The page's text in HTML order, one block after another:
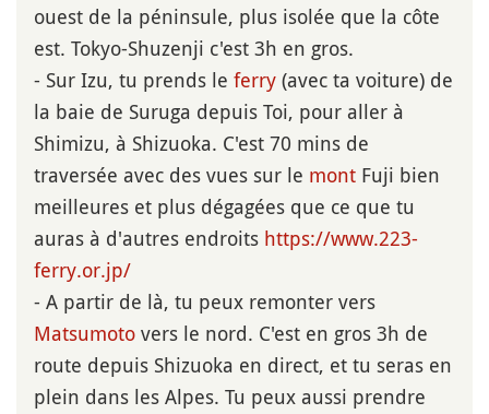
ouest de la péninsule, plus isolée que la côte
est. Tokyo-Shuzenji c'est 3h en gros.
- Sur Izu, tu prends le ferry (avec ta voiture) de
la baie de Suruga depuis Toi, pour aller à
Shimizu, à Shizuoka. C'est 70 mins de
traversée avec des vues sur le mont Fuji bien
meilleures et plus dégagées que ce que tu
auras à d'autres endroits https://www.223-
ferry.or.jp/
- A partir de là, tu peux remonter vers
Matsumoto vers le nord. C'est en gros 3h de
route depuis Shizuoka en direct, et tu seras en
plein dans les Alpes. Tu peux aussi prendre